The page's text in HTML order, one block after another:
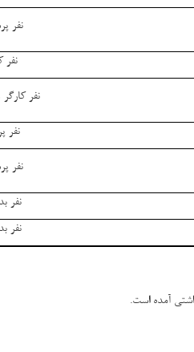
نفر
نفر
نفر کارگر 8 ساعته با استحمام
نفر
نفر
نفر
نفر
آمده است.